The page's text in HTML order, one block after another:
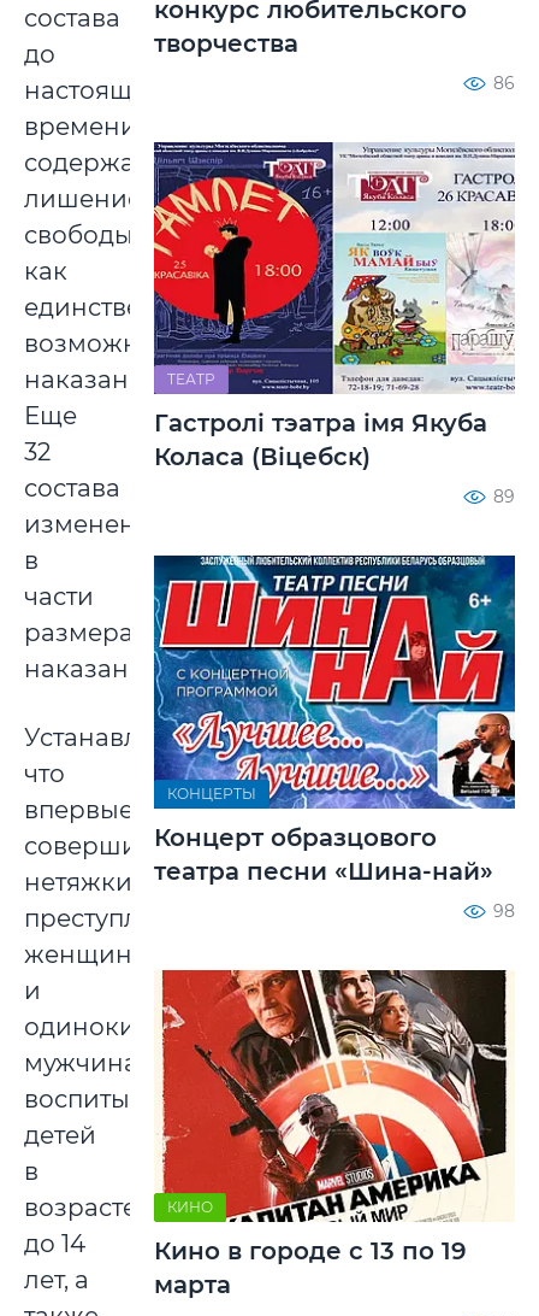
состава
до
настоящего
времени
содержали
лишение
свободы
как
единственно
возможное
наказание).
Еще
32
состава
изменены
в
части
размера
наказаний.
Устанавливается,
что
впервые
совершившим
нетяжкие
преступления
женщинам
и
одиноким
мужчинам,
воспитывающим
детей
в
возрасте
до 14
лет, а
конкурс любительского
творчества
86
ТЕАТР
Гастролі тэатра імя Якуба
Коласа (Віцебск)
89
КОНЦЕРТЫ
Концерт образцового
театра песни «Шина-най»
98
КИНО
Кино в городе с 13 по 19
марта